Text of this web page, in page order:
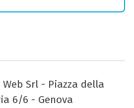
Srl - Piazza della
6/6 - Genova